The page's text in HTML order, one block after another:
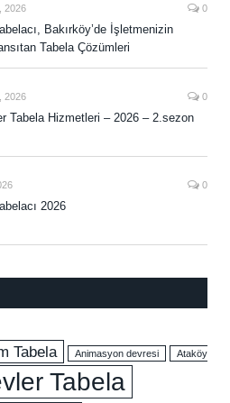
2026 0
Bakırköy’de İşletmenizin
Tabela Çözümleri
2026 0
Tabela Hizmetleri – 2026 – 2.sezon
0
2026
Tabela Animasyon devresi Ataköy
Tabela